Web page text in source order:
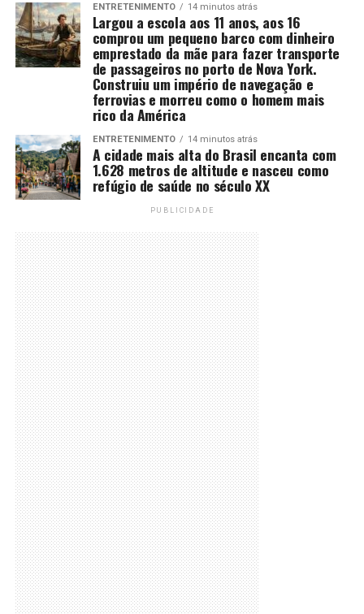
ENTRETENIMENTO 14 minutos atrás
Largou a escola aos 11 anos, aos 16
comprou um pequeno barco com dinheiro
emprestado da mãe para fazer transporte
de passageiros no porto de Nova York.
Construiu um império de navegação e
ferrovias e morreu como o homem mais
rico da América
ENTRETENIMENTO 14 minutos atrás
A cidade mais alta do Brasil encanta com
1.628 metros de altitude e nasceu como
refúgio de saúde no século XX
PUBLICIDADE